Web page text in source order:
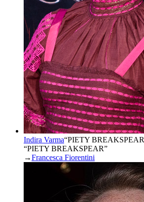
Indira Varma“PIETY BREAKSPEAR
“PIETY BREAKSPEAR”
→Francesca Fiorentini